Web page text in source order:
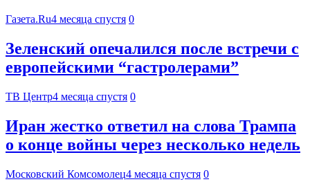
Газета.Ru4 месяца спустя 0
Зеленский опечалился после встречи с
европейскими “гастролерами”
ТВ Центр4 месяца спустя 0
Иран жестко ответил на слова Трампа
о конце войны через несколько недель
Московский Комсомолец4 месяца спустя 0